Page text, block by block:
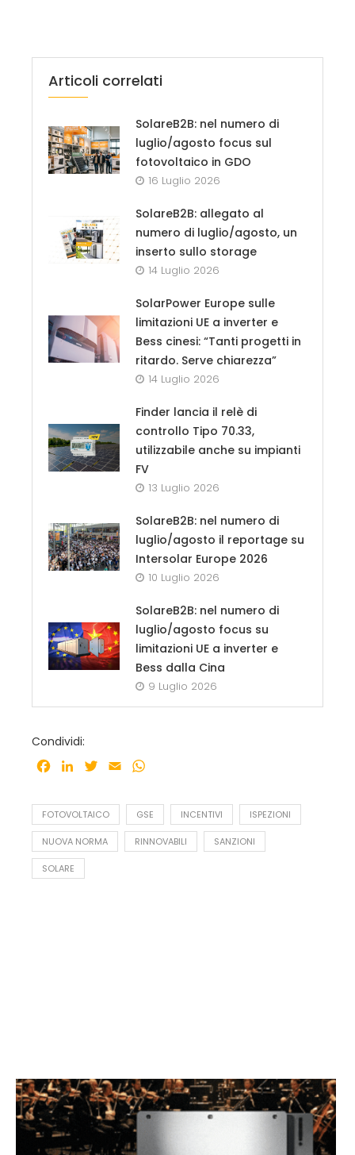
Articoli correlati
SolareB2B: nel numero di
luglio/agosto focus sul
fotovoltaico in GDO
16 Luglio 2026
SolareB2B: allegato al
numero di luglio/agosto, un
inserto sullo storage
14 Luglio 2026
SolarPower Europe sulle
limitazioni UE a inverter e
Bess cinesi: “Tanti progetti in
ritardo. Serve chiarezza”
14 Luglio 2026
Finder lancia il relè di
controllo Tipo 70.33,
utilizzabile anche su impianti
FV
13 Luglio 2026
SolareB2B: nel numero di
luglio/agosto il reportage su
Intersolar Europe 2026
10 Luglio 2026
SolareB2B: nel numero di
luglio/agosto focus su
limitazioni UE a inverter e
Bess dalla Cina
9 Luglio 2026
Condividi:
Facebook
LinkedInTwitter
Email
FOTOVOLTAICO GSE INCENTIVI ISPEZIONI
NUOVA NORMA RINNOVABILI SANZIONI
SOLARE